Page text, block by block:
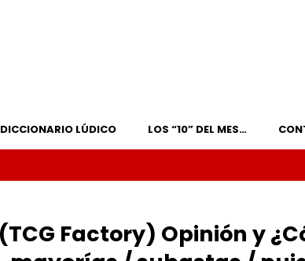
DICCIONARIO LÚDICO LOS “10” DEL MES…
(TCG Factory) Opinión y